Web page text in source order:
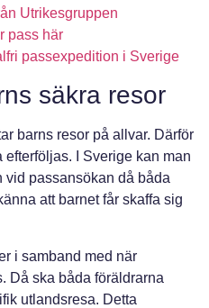
Utrikesgruppen
pass här
passexpedition i Sverige
säkra resor
barns resor på allvar. Därför
I Sverige kan man
vid passansökan då båda
att barnet får skaffa sig
i samband med när
Då ska båda föräldrarna
utlandsresa. Detta